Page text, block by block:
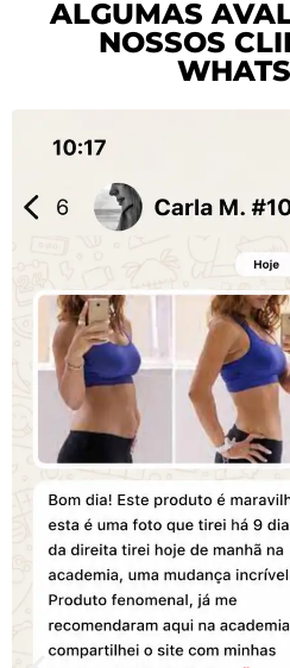
ALGUMAS
NOSSOS